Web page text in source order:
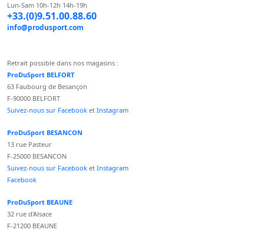
Lun-Sam 10h-12h 14h-19h
+33.(0)9.51.00.88.60
info@produsport.com
Retrait possible dans nos magasins :
ProDuSport BELFORT
63 Faubourg de Besançon
F-90000 BELFORT
Suivez-nous sur Facebook et Instagram
ProDuSport BESANCON
13 rue Pasteur
F-25000 BESANCON
Suivez-nous sur Facebook et Instagram
Facebook
ProDuSport BEAUNE
32 rue d'Alsace
F-21200 BEAUNE